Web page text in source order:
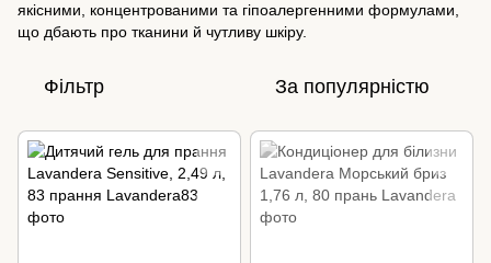
якісними, концентрованими та гіпоалергенними формулами,
що дбають про тканини й чутливу шкіру.
Фільтр За популярністю